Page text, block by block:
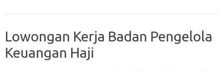
Lowongan Kerja Badan Pengelola
Keuangan Haji